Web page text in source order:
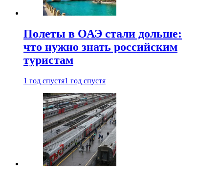
Полеты в ОАЭ стали дольше:
что нужно знать российским
туристам
1 год спустя1 год спустя